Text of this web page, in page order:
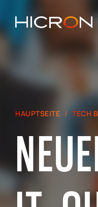
SAP Lösungen
Beratung zu Atlassian
SAP Signavio
HAUPTSEITE TECH